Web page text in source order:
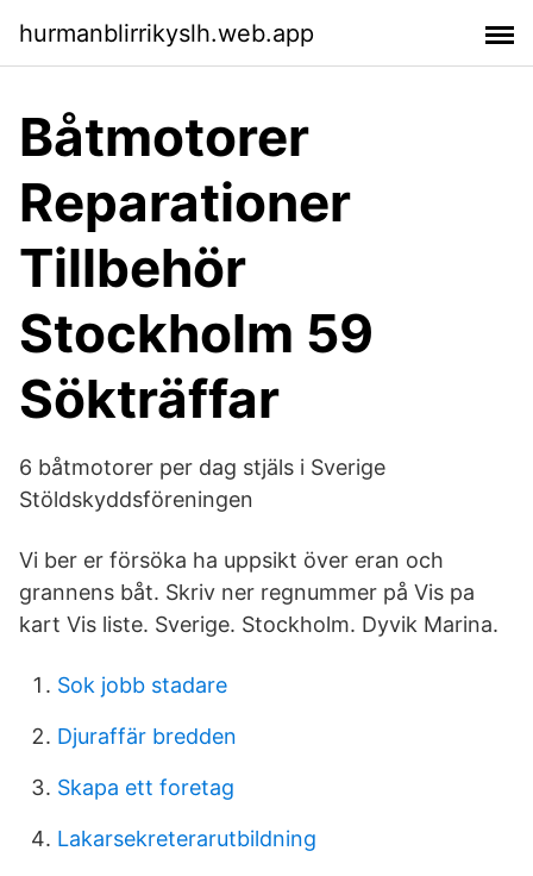
hurmanblirrikyslh.web.app
Båtmotorer
Reparationer
Tillbehör
Stockholm 59
Sökträffar
6 båtmotorer per dag stjäls i Sverige
Stöldskyddsföreningen
Vi ber er försöka ha uppsikt över eran och
grannens båt. Skriv ner regnummer på Vis pa
kart Vis liste. Sverige. Stockholm. Dyvik Marina.
Sok jobb stadare
Djuraffär bredden
Skapa ett foretag
Lakarsekreterarutbildning